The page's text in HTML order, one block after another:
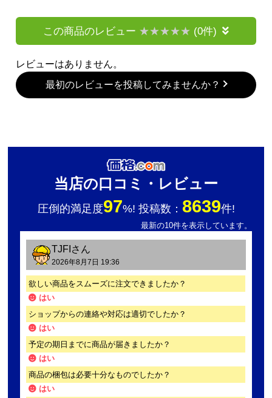
この商品のレビュー (0件)
レビューはありません。
最初のレビューを投稿してみませんか？
当店の口コミ・レビュー
圧倒的満足度97%! 投稿数： 8639件!
最新の10件を表示しています。
TJFI さん
2026年8月7日 19:36
欲しい商品をスムーズに注文できましたか？
はい
ショップからの連絡や対応は適切でしたか？
はい
予定の期日までに商品が届きましたか？
はい
商品の梱包は必要十分なものでしたか？
はい